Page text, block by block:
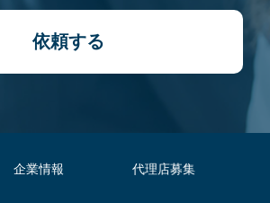
依頼する
企業情報 代理店募集